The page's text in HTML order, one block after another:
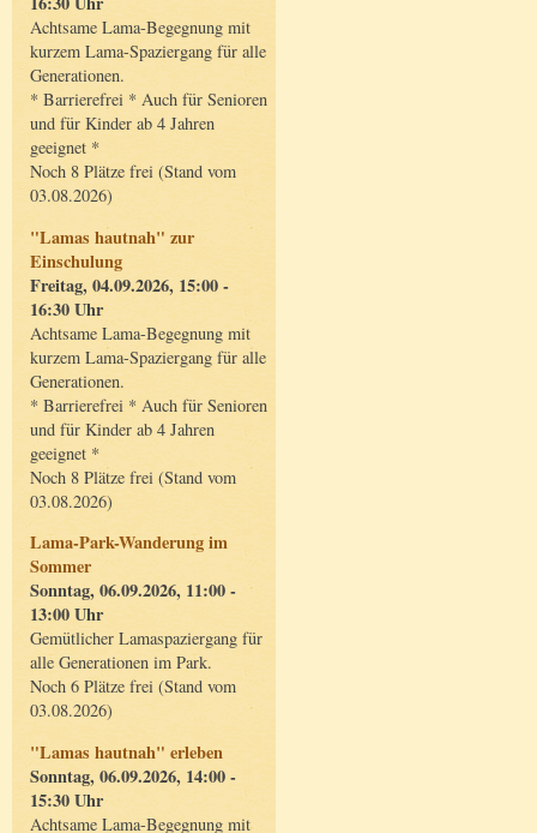
Achtsame Lama-Begegnung mit
kurzem Lama-Spaziergang für alle
Generationen.
* Barrierefrei * Auch für Senioren
und für Kinder ab 4 Jahren
geeignet *
Noch 8 Plätze frei (Stand vom
03.08.2026)
"Lamas hautnah" zur
Einschulung
Freitag, 04.09.2026, 15:00 -
16:30 Uhr
Achtsame Lama-Begegnung mit
kurzem Lama-Spaziergang für alle
Generationen.
* Barrierefrei * Auch für Senioren
und für Kinder ab 4 Jahren
geeignet *
Noch 8 Plätze frei (Stand vom
03.08.2026)
Lama-Park-Wanderung im
Sommer
Sonntag, 06.09.2026, 11:00 -
13:00 Uhr
Gemütlicher Lamaspaziergang für
alle Generationen im Park.
Noch 6 Plätze frei (Stand vom
03.08.2026)
"Lamas hautnah" erleben
Sonntag, 06.09.2026, 14:00 -
15:30 Uhr
Achtsame Lama-Begegnung mit